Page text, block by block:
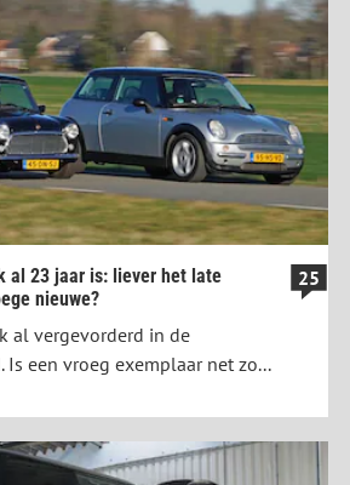
al 23 jaar is: liever het late
nieuwe?
25
al vergevorderd in de
een vroeg exemplaar net zo...